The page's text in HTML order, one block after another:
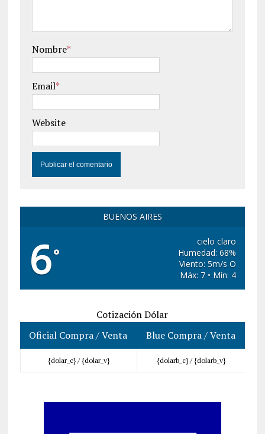
Nombre*
Email*
Website
BUENOS AIRES
6°
cielo claro
Humedad: 68%
Viento: 5m/s O
Máx: 7 • Mín: 4
Cotización Dólar
Oficial Compra / Venta
Blue Compra / Venta
{dolar_c} / {dolar_v} {dolarb_c} / {dolarb_v}